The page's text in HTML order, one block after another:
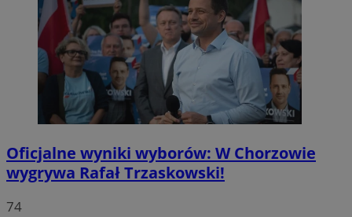
Oficjalne wyniki wyborów: W Chorzowie
wygrywa Rafał Trzaskowski!
74